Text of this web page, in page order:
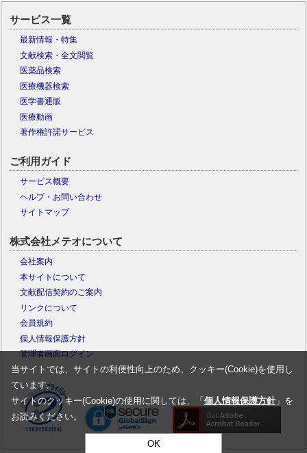
サービス一覧
最新情報・特集
文献検索・全文閲覧
医薬品検索
医療機器検索
医学書通販
医療動画
著作権許諾サービス
ご利用ガイド
サービス概要
ヘルプ・お問い合わせ
サイトマップ
株式会社メテオについて
会社案内
本サイトについて
文献配信契約のご案内
リンクについて
会員規約
個人情報保護方針
管理者画面ログイン
当サイトでは、サイトの利便性向上のため、クッキー(Cookie)を使用し
ています。
サイトのクッキー(Cookie)の使用に関しては、「 個人情報保護方針」を
お読みください。
OK